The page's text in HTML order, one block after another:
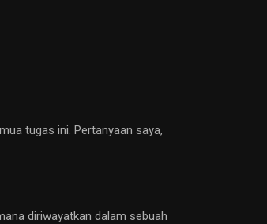
tugas ini. Pertanyaan saya,
diriwayatkan dalam sebuah